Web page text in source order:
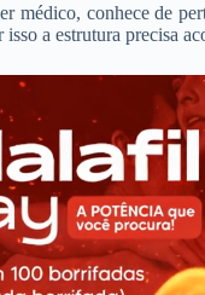
médico, conhece de
a estrutura precisa